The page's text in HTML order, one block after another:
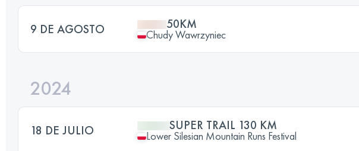
9 DE AGOSTO 50KM
Chudy Wawrzyniec
2024
18 DE JULIO SUPER TRAIL 130 KM
Lower Silesian Mountain Runs Festival